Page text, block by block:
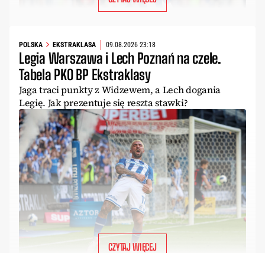
POLSKA EKSTRAKLASA 09.08.2026 23:18
Legia Warszawa i Lech Poznań na czele.
Tabela PKO BP Ekstraklasy
Jaga traci punkty z Widzewem, a Lech dogania
Legię. Jak prezentuje się reszta stawki?
CZYTAJ WIĘCEJ